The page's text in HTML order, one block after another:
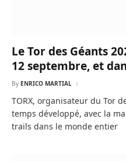
Le Tor des Géants
12 septembre, et
By ENRICO MARTIAL
TORX, organisateur du Tor
temps développé, avec la
trails dans le monde entier